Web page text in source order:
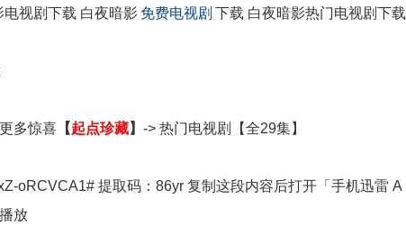
视剧下载 白夜暗影 免费电视剧 下载 白夜暗影热门电视剧下载
更多惊喜 【起点珍藏】 -> 热门电视剧 【全29集】
oRCVCA1# 提取码：86yr 复制这段内容后打开「手机迅雷 A
放